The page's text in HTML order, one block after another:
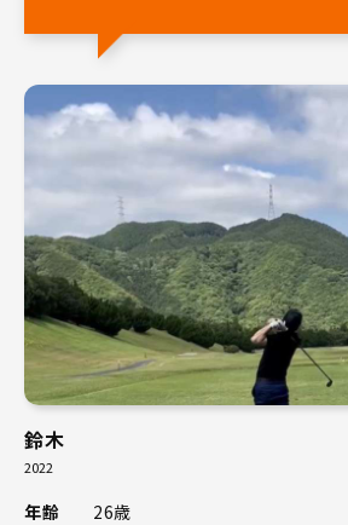
鈴木
2022
年齢
26歳